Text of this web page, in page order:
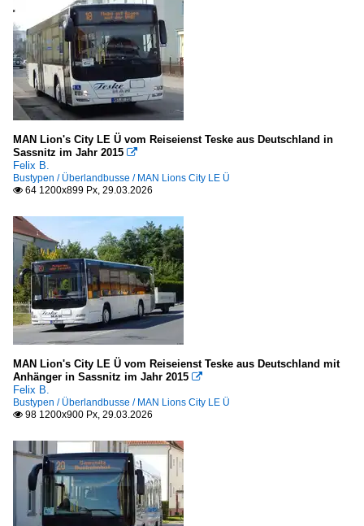
MAN Lion's City LE Ü vom Reiseienst Teske aus Deutschland in
Sassnitz im Jahr 2015 
Felix B.
Bustypen / Überlandbusse / MAN Lions City LE Ü
 64 1200x899 Px, 29.03.2026
MAN Lion's City LE Ü vom Reiseienst Teske aus Deutschland mit
Anhänger in Sassnitz im Jahr 2015 
Felix B.
Bustypen / Überlandbusse / MAN Lions City LE Ü
 98 1200x900 Px, 29.03.2026